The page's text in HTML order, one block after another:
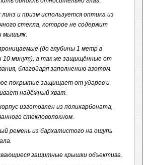
линз и призм используется оптика из
стекла, которое не содержит
мышьяк.
(до глубины 1 метр в
10 минут), а так же защищённые от
благодаря заполнению азотом.
покрытие защищает от ударов и
надёжный хват.
изготовлен из поликарбоната,
стекловолокном.
ремень из бархатистого на ощупь
защитные крышки объектива.